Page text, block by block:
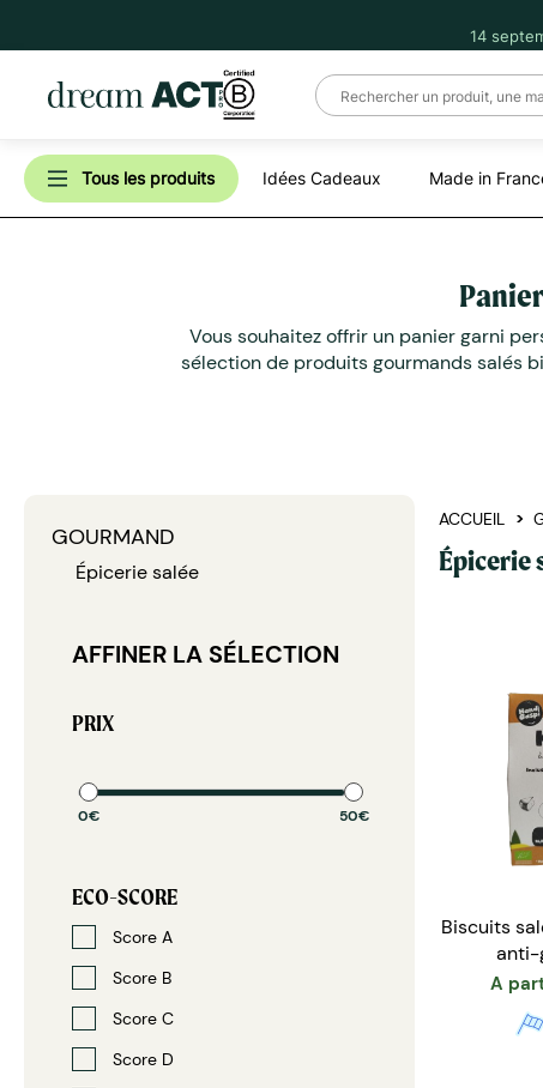
14
Tous les produits Idées Cadeaux Made in
Vous souhaitez offrir un panier garni
sélection de produits gourmands salés
GOURMAND
Épicerie salée
AFFINER LA SÉLECTION
PRIX
0€ 50€
ECO-SCORE
Score A
Score B
Score C
Score D
ACCUEIL
Épicerie
Biscuits
anti-
A